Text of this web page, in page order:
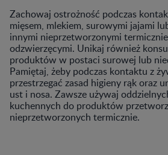
Zachowaj ostrożność podczas
mięsem, mlekiem, surowymi jajami
innymi nieprzetworzonymi
odzwierzęcymi. Unikaj również
produktów w postaci surowej lub
Pamiętaj, żeby podczas kontaktu z
przestrzegać zasad higieny rąk oraz
ust i nosa. Zawsze używaj
kuchennych do produktów
nieprzetworzonych termicznie.